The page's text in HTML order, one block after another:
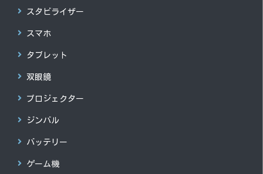
スタビライザー
スマホ
タブレット
双眼鏡
プロジェクター
ジンバル
バッテリー
ゲーム機